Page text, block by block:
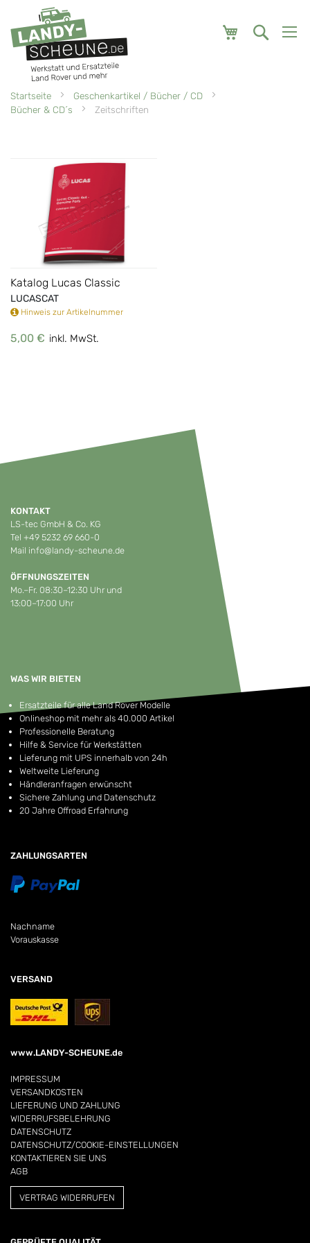
Mein
Startseite
Geschenkartikel / Bücher / CD
Bücher & CD´s
Zeitschriften
Katalog Lucas Classic
LUCASCAT
Hinweis zur Artikelnummer
5,00 € inkl. MwSt.
KONTAKT
LS-tec GmbH & Co. KG
Tel +49 5232 69 660-0
Mail info@landy-scheune.de
ÖFFNUNGSZEITEN
Mo.–Fr. 08:30–12:30 Uhr und
13:00–17:00 Uhr
WAS WIR BIETEN
Ersatzteile für alle Land Rover Modelle
Onlineshop mit mehr als 40.000 Artikel
Professionelle Beratung
Hilfe & Service für Werkstätten
Lieferung mit UPS innerhalb von 24h
Weltweite Lieferung
Händleranfragen erwünscht
Sichere Zahlung und Datenschutz
20 Jahre Offroad Erfahrung
ZAHLUNGSARTEN
Nachname
Vorauskasse
VERSAND
www.LANDY-SCHEUNE.de
IMPRESSUM
VERSANDKOSTEN
LIEFERUNG UND ZAHLUNG
WIDERRUFSBELEHRUNG
DATENSCHUTZ
DATENSCHUTZ/COOKIE-EINSTELLUNGEN
KONTAKTIEREN SIE UNS
AGB
VERTRAG WIDERRUFEN